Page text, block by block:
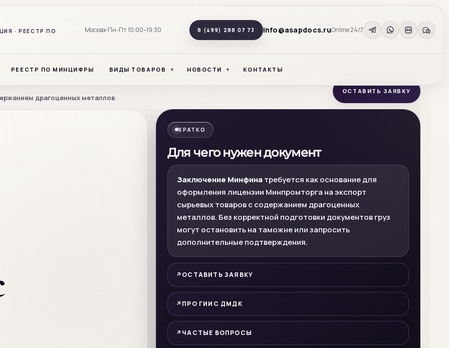
· РЕЕСТР ПО Москва Пн-Пт 10:00–19:30 8 (499) 288 07 73 info@asapdocs.ruOnline 24/7
РЕЕСТР ПО МИНЦИФРЫ ВИДЫ ТОВАРОВ НОВОСТИ КОНТАКТЫ
драгоценных металлов
ОСТАВИТЬ ЗАЯВКУ
КРАТКО
Для чего нужен документ
Заключение Минфинатребуется как основание для
оформления лицензии Минпромторга на экспорт
сырьевых товаров с содержанием драгоценных
металлов. Без корректной подготовки документов груз
могут остановить на таможне или запросить
дополнительные подтверждения.
ОСТАВИТЬ ЗАЯВКУ
ПРО ГИИС ДМДК
ЧАСТЫЕ ВОПРОСЫ